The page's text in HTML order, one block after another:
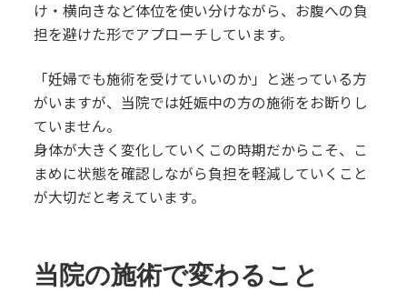
け・横向きなど体位を使い分けながら、お腹への負
担を避けた形でアプローチしています。
「妊婦でも施術を受けていいのか」と迷っている方
がいますが、当院では妊娠中の方の施術をお断りし
ていません。
身体が大きく変化していくこの時期だからこそ、こ
まめに状態を確認しながら負担を軽減していくこと
が大切だと考えています。
当院の施術で変わること